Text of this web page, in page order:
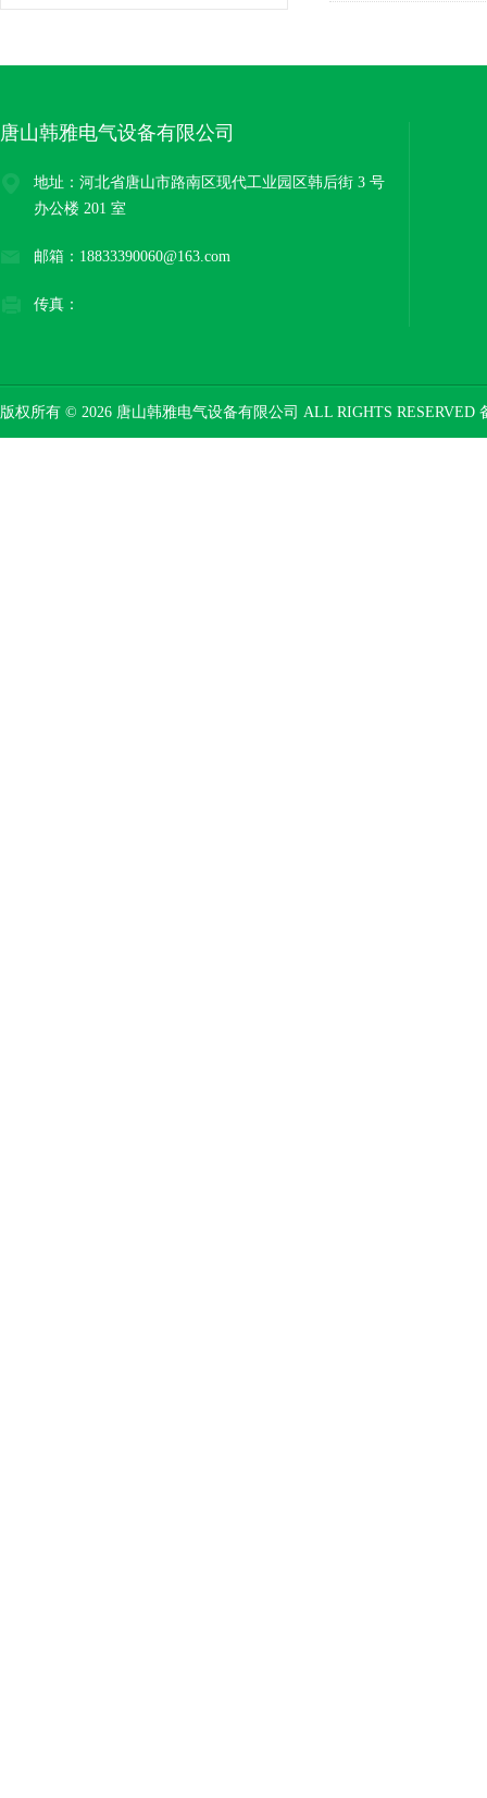
唐山韩雅电气设备有限公司
地址：河北省唐山市路南区现代工业园区韩后街 3 号
办公楼 201 室
邮箱：18833390060@163.com
传真：
版权所有 © 2026 唐山韩雅电气设备有限公司 ALL RIGHTS RESERVED